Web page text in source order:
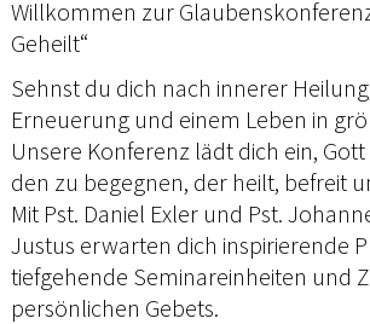
Willkommen zur
Geheilt“
Sehnst du dich nach innerer
Erneuerung und einem Leben in
Unsere Konferenz lädt dich ein,
den zu begegnen, der heilt, befreit
Mit Pst. Daniel Exler und Pst.
Justus erwarten dich inspirierende
tiefgehende Seminareinheiten und
persönlichen Gebets.